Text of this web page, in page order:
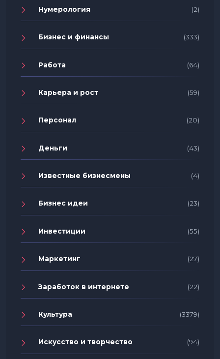
Нумерология (2)
Бизнес и финансы (333)
Работа (64)
Карьера и рост (59)
Персонал (20)
Деньги (43)
Известные бизнесмены (4)
Бизнес идеи (23)
Инвестиции (55)
Маркетинг (27)
Заработок в интернете (22)
Культура (3379)
Искусство и творчество (94)